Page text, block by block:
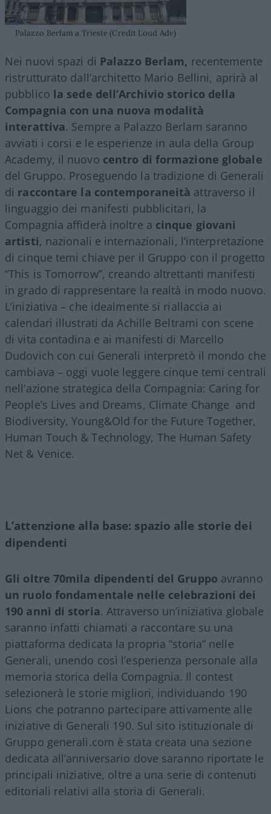
Palazzo Berlam a Trieste (Credit Loud Adv)
Nei nuovi spazi di Palazzo Berlam, recentemente
ristrutturato dall’architetto Mario Bellini, aprirà al
pubblico la sede dell’Archivio storico della
Compagnia con una nuova modalità
interattiva. Sempre a Palazzo Berlam saranno
avviati i corsi e le esperienze in aula della Group
Academy, il nuovo centro di formazione globale
del Gruppo. Proseguendo la tradizione di Generali
di raccontare la contemporaneità attraverso il
linguaggio dei manifesti pubblicitari, la
Compagnia affiderà inoltre a cinque giovani
artisti, nazionali e internazionali, l’interpretazione
di cinque temi chiave per il Gruppo con il progetto
“This is Tomorrow”, creando altrettanti manifesti
in grado di rappresentare la realtà in modo nuovo.
L’iniziativa – che idealmente si riallaccia ai
calendari illustrati da Achille Beltrami con scene
di vita contadina e ai manifesti di Marcello
Dudovich con cui Generali interpretò il mondo che
cambiava – oggi vuole leggere cinque temi centrali
nell’azione strategica della Compagnia: Caring for
People’s Lives and Dreams, Climate Change and
Biodiversity, Young&Old for the Future Together,
Human Touch & Technology, The Human Safety
Net & Venice.
L’attenzione alla base: spazio alle storie dei
dipendenti
Gli oltre 70mila dipendenti del Gruppo avranno
un ruolo fondamentale nelle celebrazioni dei
190 anni di storia. Attraverso un’iniziativa globale
saranno infatti chiamati a raccontare su una
piattaforma dedicata la propria “storia” nelle
Generali, unendo così l’esperienza personale alla
memoria storica della Compagnia. Il contest
selezionerà le storie migliori, individuando 190
Lions che potranno partecipare attivamente alle
iniziative di Generali 190. Sul sito istituzionale di
Gruppo generali.com è stata creata una sezione
dedicata all’anniversario dove saranno riportate le
principali iniziative, oltre a una serie di contenuti
editoriali relativi alla storia di Generali.